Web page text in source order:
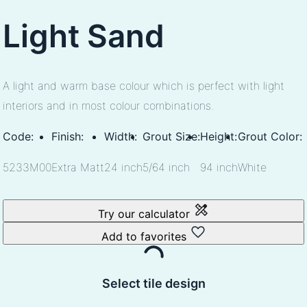
Select tile design
Light Sand
A light and warm base colour which is perfect with light
interiors and in most colour combinations.
Code:
5233M00
Finish:
Extra Matt
Width:
24 inch
Grout Size:
5/64 inch
Height:
94 inch
Grout Color:
White
Try our calculator
Add to favorites